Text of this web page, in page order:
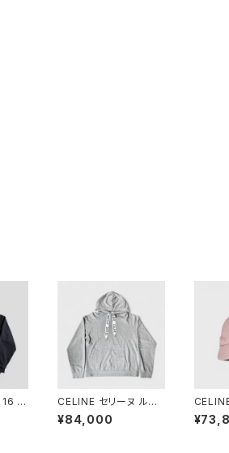
ル
ク
CELINE セリーヌ ルー
ズ フーディー コットンフ
リース 2Y468052H ラ
¥84,000
ースボ
ッシュ S